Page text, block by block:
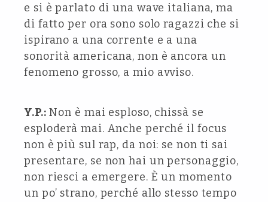
e si è parlato di una wave italiana, ma
di fatto per ora sono solo ragazzi che si
ispirano a una corrente e a una
sonorità americana, non è ancora un
fenomeno grosso, a mio avviso.
Y.P.: Non è mai esploso, chissà se
esploderà mai. Anche perché il focus
non è più sul rap, da noi: se non ti sai
presentare, se non hai un personaggio,
non riesci a emergere. È un momento
un po’ strano, perché allo stesso tempo